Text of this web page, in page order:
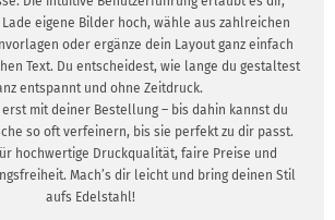
eigene Bilder hoch, wähle aus zahlreichen
oder ergänze dein Layout ganz einfach
Text. Du entscheidest, wie lange du gestaltest
entspannt und ohne Zeitdruck.
mit deiner Bestellung – bis dahin kannst du
so oft verfeinern, bis sie perfekt zu dir passt.
hochwertige Druckqualität, faire Preise und
Mach’s dir leicht und bring deinen Stil
aufs Edelstahl!